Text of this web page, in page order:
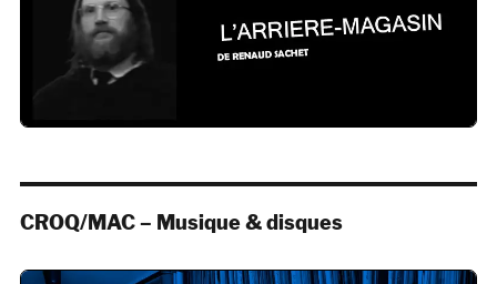
CROQ/MAC – Musique & disques